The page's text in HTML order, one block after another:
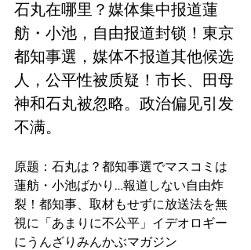
石丸在哪里？媒体集中报道蓮
舫・小池，自由报道封锁！東京
都知事選，媒体不报道其他候选
人，公平性被质疑！市长、田母
神和石丸被忽略。政治偏见引发
不满。
原题：石丸は？都知事選でマスコミは
蓮舫・小池ばかり…報道しない自由炸
裂！都知事、取材もせずに放送法を無
視に「あまりに不公平」イデオロギー
にうんざりみんかぶマガジン